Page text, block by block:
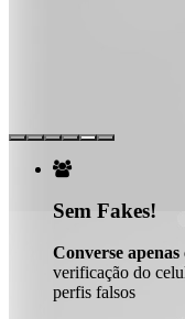

Sem Fakes!
Converse apenas
verificação do
perfis falsos